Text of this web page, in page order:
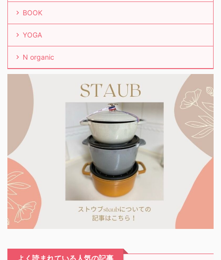
BOOK
YOGA
N organic
よく読まれている人気の記事